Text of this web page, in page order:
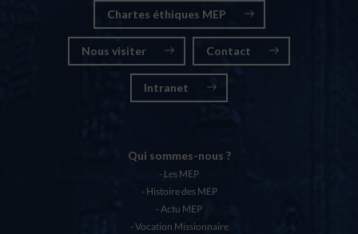
Chartes éthiques MEP
Nous visiter Contact
Intranet
Qui sommes-nous ?
Les MEP
Histoire des MEP
Actu MEP
Vocation Missionnaire